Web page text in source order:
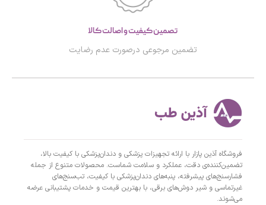
تصمین کیفیت و اصالت کالا
تضمین مرجوعی درصورت عدم رضایت
فروشگاه آذین پازار با ارائه تجهیزات پزشکی و دندان‌پزشکی با کیفیت بالا،
تضمین‌کننده‌ی دقت، عملکرد و سلامت شماست. محصولات متنوع از جمله
فشارسنج‌های پیشرفته، پنبه‌های دندان‌پزشکی با کیفیت، تب‌سنج‌های
غیرتماسی و شیر دوش‌های برقی، با بهترین قیمت و خدمات پشتیبانی عرضه
می‌شوند.